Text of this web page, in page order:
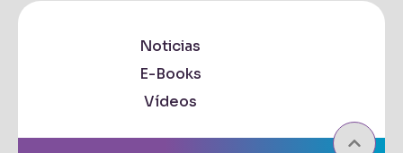
Noticias
E-Books
Vídeos